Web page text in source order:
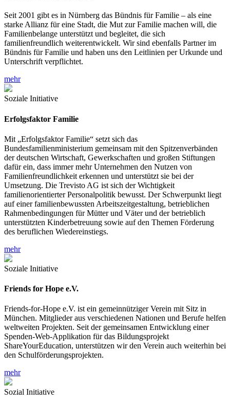
Seit 2001 gibt es in Nürnberg das Bündnis für Familie – als eine
starke Allianz für eine Stadt, die Mut zur Familie machen will, die
Familienbelange unterstützt und begleitet, die sich
familienfreundlich weiterentwickelt. Wir sind ebenfalls Partner im
Bündnis für Familie und haben uns den Leitlinien per Urkunde und
Unterschrift verpflichtet.
mehr
Soziale Initiative
Erfolgsfaktor Familie
Mit „Erfolgsfaktor Familie“ setzt sich das
Bundesfamilienministerium gemeinsam mit den Spitzenverbänden
der deutschen Wirtschaft, Gewerkschaften und großen Stiftungen
dafür ein, dass immer mehr Unternehmen den Nutzen von
Familienfreundlichkeit erkennen und unterstützt sie bei der
Umsetzung. Die Trevisto AG ist sich der Wichtigkeit
familienorientierter Personalpolitik bewusst. Der Schwerpunkt liegt
auf einer familienbewussten Arbeitszeitgestaltung, betrieblichen
Rahmenbedingungen für Mütter und Väter und der betrieblich
unterstützten Kinderbetreuung sowie auf den Themen Förderung
des beruflichen Wiedereinstiegs.
mehr
Soziale Initiative
Friends for Hope e.V.
Friends-for-Hope e.V. ist ein gemeinnütziger Verein mit Sitz in
München. Mitglieder aus verschiedenen Nationen und Berufe helfen
weltweiten Projekten. Seit der gemeinsamen Entwicklung einer
Spenden-Web-Applikation für das Bildungsprojekt
ShareYourEducation, unterstützen wir den Verein auch weiterhin bei
den Schulförderungsprojekten.
mehr
Sozial Initiative